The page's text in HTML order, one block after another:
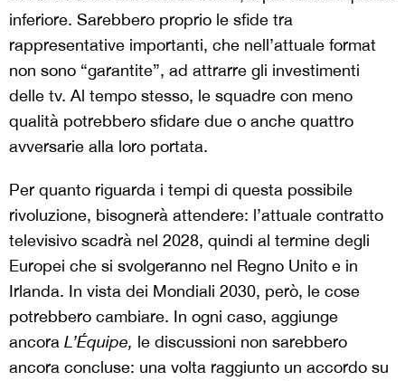
inferiore. Sarebbero proprio le sfide tra
rappresentative importanti, che nell’attuale format
non sono “garantite”, ad attrarre gli investimenti
delle tv. Al tempo stesso, le squadre con meno
qualità potrebbero sfidare due o anche quattro
avversarie alla loro portata.
Per quanto riguarda i tempi di questa possibile
rivoluzione, bisognerà attendere: l’attuale contratto
televisivo scadrà nel 2028, quindi al termine degli
Europei che si svolgeranno nel Regno Unito e in
Irlanda. In vista dei Mondiali 2030, però, le cose
potrebbero cambiare. In ogni caso, aggiunge
ancora L’Équipe, le discussioni non sarebbero
ancora concluse: una volta raggiunto un accordo su